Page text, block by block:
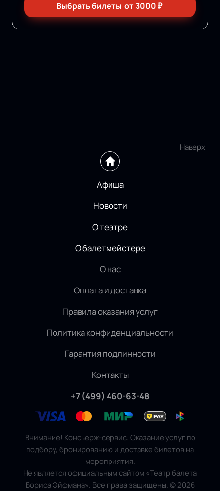
Выбрать билеты от 3000₽
Наверх
Афиша
Новости
О театре
О балетмейстере
О нас
Оплата и доставка
Правила оказания услуг
Политика конфиденциальности
Гарантия подлинности
Контакты
+7 (499) 460-63-48
Внимание! Консьерж-сервис. Оказание услуг по
подбору, бронированию и доставке билетов на
мероприятия.
Не является официальным сайтом «Театр балета
Бориса Эйфмана». Все права защищены.©2026